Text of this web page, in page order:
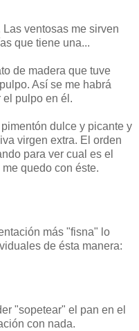
ventosas me sirven
que tiene una...
de madera que tuve
Así se me habrá
pulpo en él.
dulce y picante y
virgen extra. El orden
para ver cual es el
quedo con éste.
más "fisna" lo
de ésta manera:
"sopetear" el pan en el
con nada.